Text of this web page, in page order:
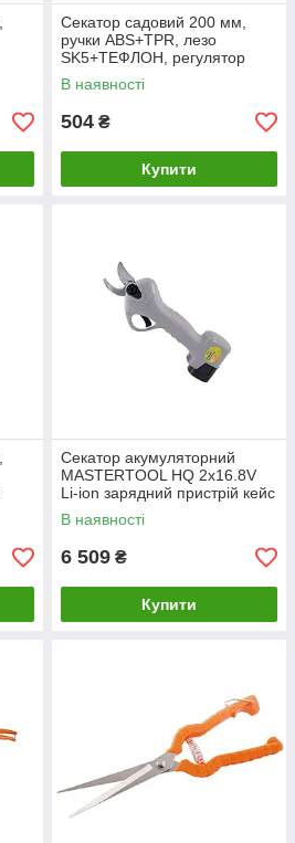
Секатор садовий 200 мм,
ручки ABS+TPR, лезо
SK5+ТЕФЛОН, регулятор
розкриття лез MASTER TOOL
14-6125
В наявності
504 ₴
Купити
Секатор акумуляторний
MASTERTOOL HQ 2x16.8V
Li-ion зарядний пристрій кейс
з аксесуарами 14-6000
В наявності
6 509 ₴
Купити